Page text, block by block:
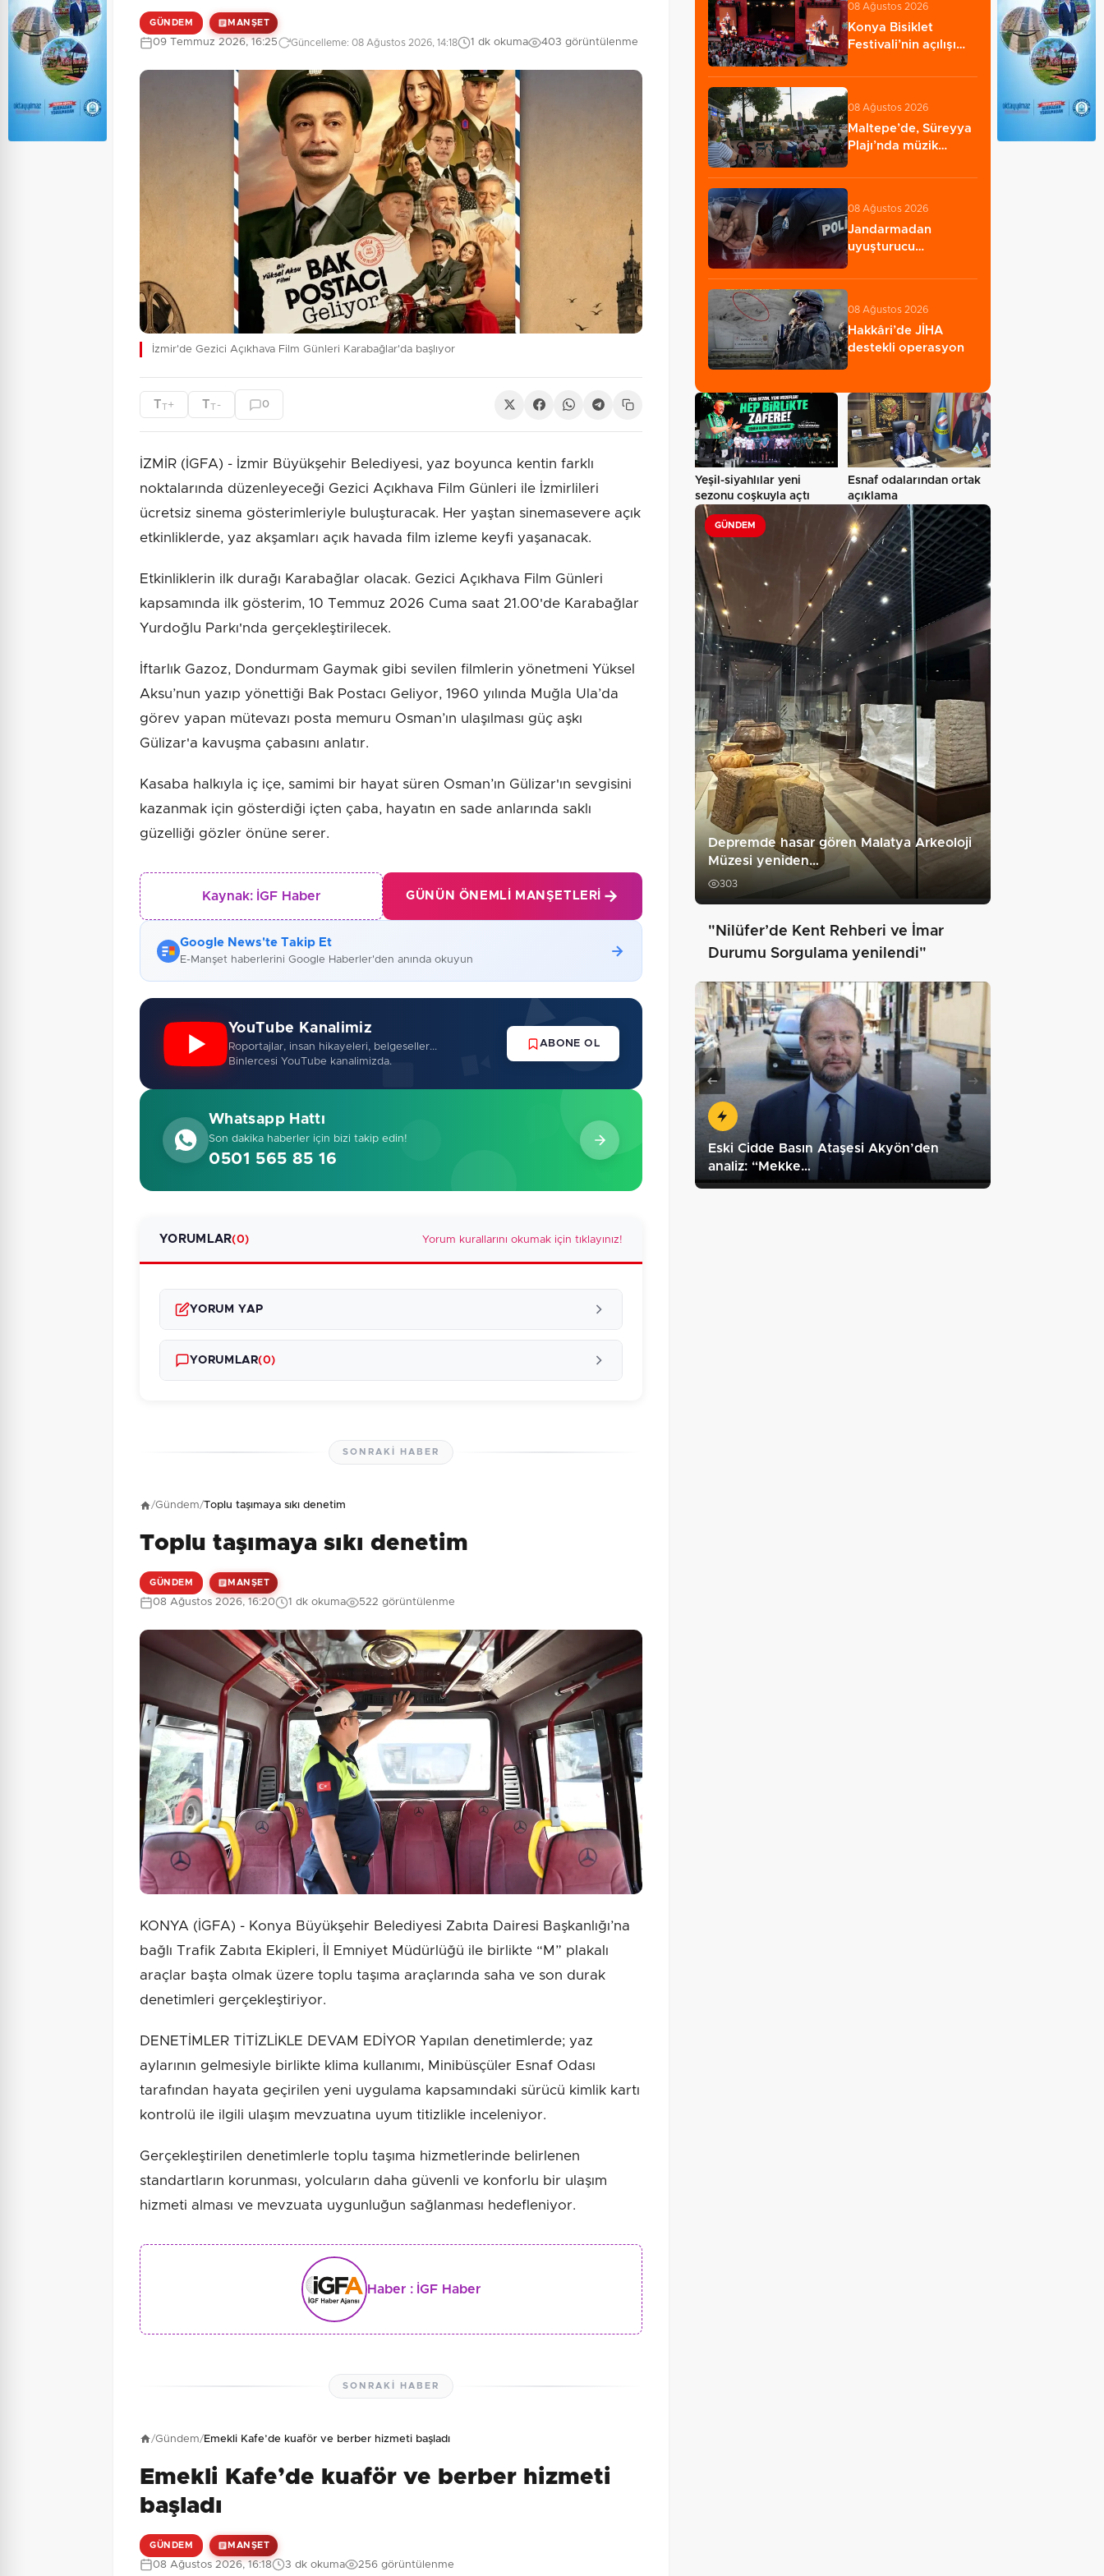
GÜNDEM MANŞET
09 Temmuz 2026, 16:25 Güncelleme: 08 Ağustos 2026, 14:18 1 dk okuma 403 görüntülenme
İzmir'de Gezici Açıkhava Film Günleri Karabağlar'da başlıyor
TT+ TT - 0
İZMİR (İGFA) - İzmir Büyükşehir Belediyesi, yaz boyunca kentin farklı
noktalarında düzenleyeceği Gezici Açıkhava Film Günleri ile İzmirlileri
ücretsiz sinema gösterimleriyle buluşturacak. Her yaştan sinemasevere açık
etkinliklerde, yaz akşamları açık havada film izleme keyfi yaşanacak.
Etkinliklerin ilk durağı Karabağlar olacak. Gezici Açıkhava Film Günleri
kapsamında ilk gösterim, 10 Temmuz 2026 Cuma saat 21.00'de Karabağlar
Yurdoğlu Parkı'nda gerçekleştirilecek.
İftarlık Gazoz, Dondurmam Gaymak gibi sevilen filmlerin yönetmeni Yüksel
Aksu’nun yazıp yönettiği Bak Postacı Geliyor, 1960 yılında Muğla Ula’da
görev yapan mütevazı posta memuru Osman’ın ulaşılması güç aşkı
Gülizar'a kavuşma çabasını anlatır.
Kasaba halkıyla iç içe, samimi bir hayat süren Osman’ın Gülizar'ın sevgisini
kazanmak için gösterdiği içten çaba, hayatın en sade anlarında saklı
güzelliği gözler önüne serer.
Kaynak: İGF Haber GÜNÜN ÖNEMLI MANŞETLERI
Google News'te Takip Et
E-Manşet haberlerini Google Haberler'den anında okuyun
YouTube Kanalimiz
Roportajlar, insan hikayeleri, belgeseller...
Binlercesi YouTube kanalimizda.
ABONE OL
Whatsapp Hattı
Son dakika haberler için bizi takip edin!
0501 565 85 16
YORUMLAR(0) Yorum kurallarını okumak için tıklayınız!
YORUM YAP
Güvenlik Sorusu: 1 + 6 = ? Gönder
YORUMLAR(0)
SONRAKI HABER
/Gündem/Toplu taşımaya sıkı denetim
Toplu taşımaya sıkı denetim
GÜNDEM MANŞET
08 Ağustos 2026, 16:20 1 dk okuma 522 görüntülenme
KONYA (İGFA) - Konya Büyükşehir Belediyesi Zabıta Dairesi Başkanlığı’na
bağlı Trafik Zabıta Ekipleri, İl Emniyet Müdürlüğü ile birlikte “M” plakalı
araçlar başta olmak üzere toplu taşıma araçlarında saha ve son durak
denetimleri gerçekleştiriyor.
DENETİMLER TİTİZLİKLE DEVAM EDİYOR Yapılan denetimlerde; yaz
aylarının gelmesiyle birlikte klima kullanımı, Minibüsçüler Esnaf Odası
tarafından hayata geçirilen yeni uygulama kapsamındaki sürücü kimlik kartı
kontrolü ile ilgili ulaşım mevzuatına uyum titizlikle inceleniyor.
Gerçekleştirilen denetimlerle toplu taşıma hizmetlerinde belirlenen
standartların korunması, yolcuların daha güvenli ve konforlu bir ulaşım
hizmeti alması ve mevzuata uygunluğun sağlanması hedefleniyor.
Haber : İGF Haber
SONRAKI HABER
/Gündem/Emekli Kafe’de kuaför ve berber hizmeti başladı
Emekli Kafe’de kuaför ve berber hizmeti
başladı
GÜNDEM MANŞET
08 Ağustos 2026, 16:18 3 dk okuma 256 görüntülenme
08 Ağustos 2026
Konya Bisiklet
Festivali’nin açılışı
gerçekleşti…
08 Ağustos 2026
Maltepe’de, Süreyya
Plajı’nda müzik
08 Ağustos 2026
Jandarmadan
uyuşturucu
şüpheli yakalandı…
08 Ağustos 2026
Hakkâri’de JİHA
destekli operasyon
Yeşil-siyahlılar yeni
sezonu coşkuyla açtı
Esnaf odalarından ortak
açıklama
GÜNDEM
Depremde hasar gören Malatya Arkeoloji
Müzesi yeniden…
303
"Nilüfer’de Kent Rehberi ve İmar
Durumu Sorgulama yenilendi"
Eski Cidde Basın Ataşesi Akyön’den
analiz: “Mekke…